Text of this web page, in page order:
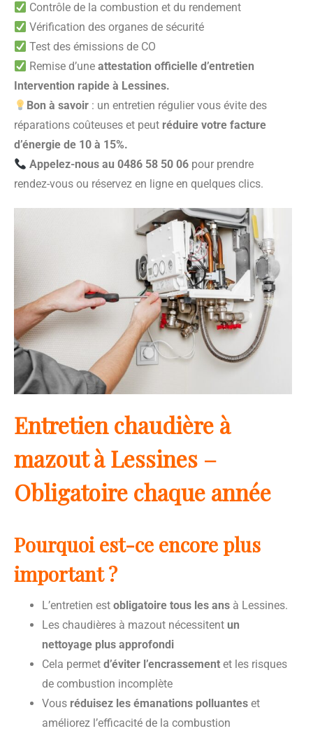
Contrôle de la combustion et du rendement
Vérification des organes de sécurité
Test des émissions de CO
Remise d’uneattestation officielle d’entretien
Intervention rapide à Lessines.
Bon à savoir : un entretien régulier vous évite des
réparations coûteuses et peut réduire votre facture
d’énergie de 10 à 15%.
Appelez-nous au 0486 58 50 06 pour prendre
rendez-vous ou réservez en ligne en quelques clics.
Entretien chaudière à
mazout à Lessines –
Obligatoire chaque année
Pourquoi est-ce encore plus
important ?
L’entretien est obligatoire tous les ans à Lessines.
Les chaudières à mazout nécessitent un
nettoyage plus approfondi
Cela permet d’éviter l’encrassement et les risques
de combustion incomplète
Vous réduisez les émanations polluantes et
améliorez l’efficacité de la combustion